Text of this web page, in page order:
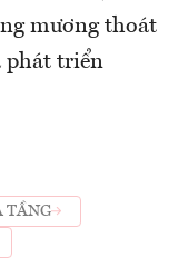
mương thoát
phát triển
TẦNG